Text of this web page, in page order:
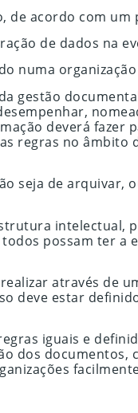
de acordo com um
de dados na
numa
gestão
deverá
regras no
seja de arquivar,
possam ter a
através de
deve estar
iguais e
dos